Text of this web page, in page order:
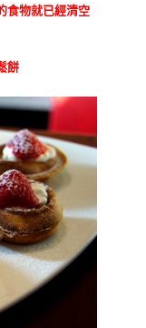
食物就已經清空
餅